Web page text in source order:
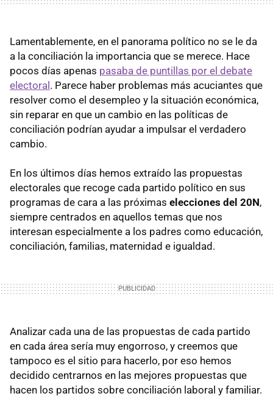
Lamentablemente, en el panorama político no se le da
a la conciliación la importancia que se merece. Hace
pocos días apenas pasaba de puntillas por el debate
electoral . Parece haber problemas más acuciantes que
resolver como el desempleo y la situación económica,
sin reparar en que un cambio en las políticas de
conciliación podrían ayudar a impulsar el verdadero
cambio.
En los últimos días hemos extraído las propuestas
electorales que recoge cada partido político en sus
programas de cara a las próximas elecciones del 20N,
siempre centrados en aquellos temas que nos
interesan especialmente a los padres como educación,
conciliación, familias, maternidad e igualdad.
Analizar cada una de las propuestas de cada partido
en cada área sería muy engorroso, y creemos que
tampoco es el sitio para hacerlo, por eso hemos
decidido centrarnos en las mejores propuestas que
hacen los partidos sobre conciliación laboral y familiar.